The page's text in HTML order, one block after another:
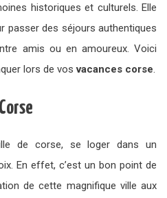
historiques et culturels. Elle
passer des séjours authentiques
amis ou en amoureux. Voici
lors de vosvacances corse.
de corse, se loger dans un
En effet, c’est un bon point de
de cette magnifique ville aux